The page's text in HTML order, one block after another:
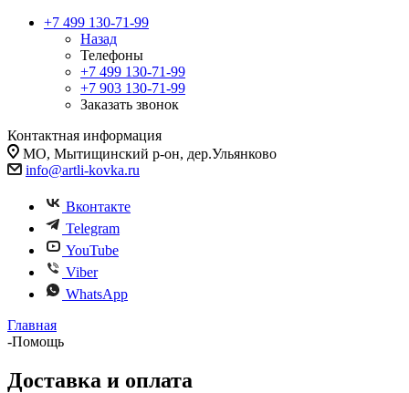
+7 499 130-71-99
Назад
Телефоны
+7 499 130-71-99
+7 903 130-71-99
Заказать звонок
Контактная информация
МО, Мытищинский р-он, дер.Ульянково
info@artli-kovka.ru
Вконтакте
Telegram
YouTube
Viber
WhatsApp
Главная
-Помощь
Доставка и оплата